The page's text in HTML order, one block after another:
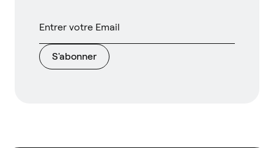
S'abonner